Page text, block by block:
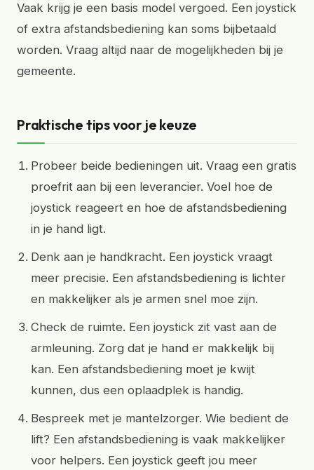
Vaak krijg je een basis model vergoed. Een joystick
of extra afstandsbediening kan soms bijbetaald
worden. Vraag altijd naar de mogelijkheden bij je
gemeente.
Praktische tips voor je keuze
Probeer beide bedieningen uit. Vraag een gratis
proefrit aan bij een leverancier. Voel hoe de
joystick reageert en hoe de afstandsbediening
in je hand ligt.
Denk aan je handkracht. Een joystick vraagt
meer precisie. Een afstandsbediening is lichter
en makkelijker als je armen snel moe zijn.
Check de ruimte. Een joystick zit vast aan de
armleuning. Zorg dat je hand er makkelijk bij
kan. Een afstandsbediening moet je kwijt
kunnen, dus een oplaadplek is handig.
Bespreek met je mantelzorger. Wie bedient de
lift? Een afstandsbediening is vaak makkelijker
voor helpers. Een joystick geeft jou meer